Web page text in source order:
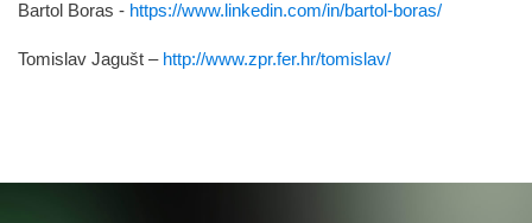
Bartol Boras - https://www.linkedin.com/in/bartol-boras/
Tomislav Jagušt – http://www.zpr.fer.hr/tomislav/